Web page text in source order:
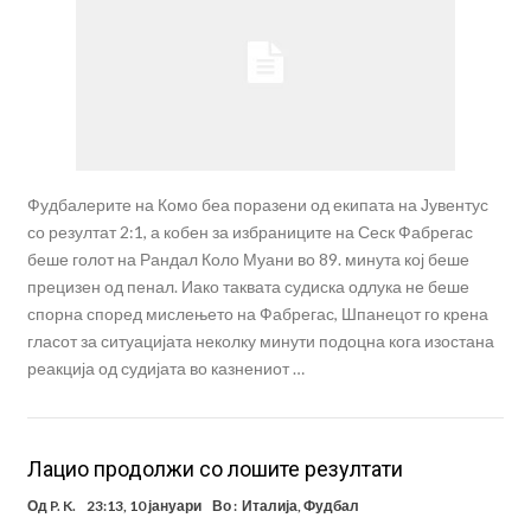
Фудбалерите на Комо беа поразени од екипата на Јувентус
со резултат 2:1, а кобен за избраниците на Сеск Фабрегас
беше голот на Рандал Коло Муани во 89. минута кој беше
прецизен од пенал. Иако таквата судиска одлука не беше
спорна според мислењето на Фабрегас, Шпанецот го крена
гласот за ситуацијата неколку минути подоцна кога изостана
реакција од судијата во казнениот …
Лацио продолжи со лошите резултати
Од P. K. 23:13, 10 јануари Во : Италија,Фудбал